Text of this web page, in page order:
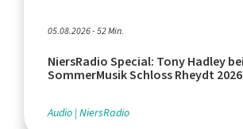
05.08.2026 - 52 Min.
NiersRadio Special: Tony Hadley
SommerMusik Schloss Rheydt 2026
Audio NiersRadio